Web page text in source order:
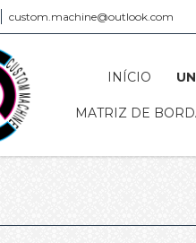
custom.machine@outlook.com
INÍCIO
MATRIZ DE